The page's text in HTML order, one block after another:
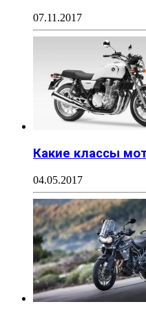
07.11.2017
Какие классы
04.05.2017